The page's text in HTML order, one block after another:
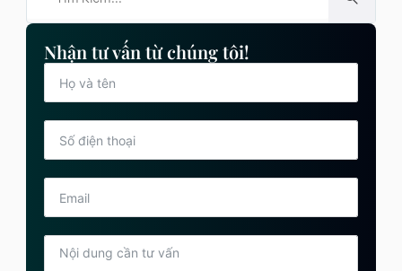
Nhận tư vấn từ chúng tôi!